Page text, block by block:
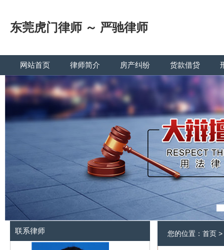
东莞虎门律师 ～ 严驰律师
网站首页 律师简介 房产纠纷 货款借贷
联系律师 您的位置： 首页 >